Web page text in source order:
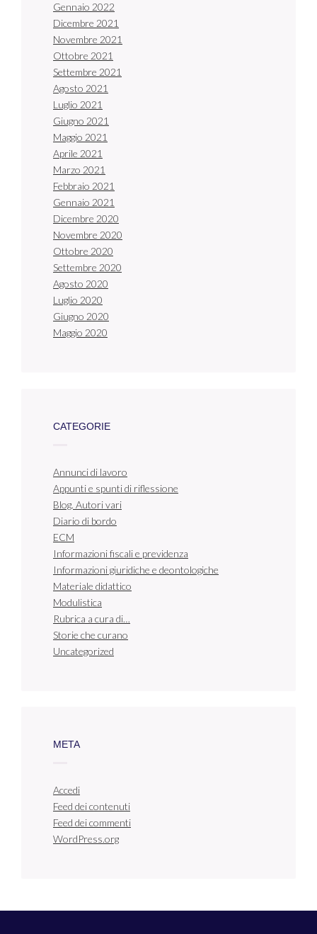
Gennaio 2022
Dicembre 2021
Novembre 2021
Ottobre 2021
Settembre 2021
Agosto 2021
Luglio 2021
Giugno 2021
Maggio 2021
Aprile 2021
Marzo 2021
Febbraio 2021
Gennaio 2021
Dicembre 2020
Novembre 2020
Ottobre 2020
Settembre 2020
Agosto 2020
Luglio 2020
Giugno 2020
Maggio 2020
CATEGORIE
Annunci di lavoro
Appunti e spunti di riflessione
Blog. Autori vari
Diario di bordo
ECM
Informazioni fiscali e previdenza
Informazioni giuridiche e deontologiche
Materiale didattico
Modulistica
Rubrica a cura di…
Storie che curano
Uncategorized
META
Accedi
Feed dei contenuti
Feed dei commenti
WordPress.org